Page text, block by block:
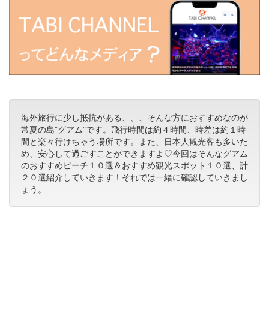
海外旅行に少し抵抗がある、、、そんな方におすすめなのが
常夏の島”グアム”です。飛行時間は約４時間、時差は約１時
間と楽々行けちゃう場所です。また、日本人観光客も多いた
め、安心して過ごすことができますよ♡今回はそんなグアム
のおすすめビーチ１０選＆おすすめ観光スポット１０選、計
２０選紹介していきます！それでは一緒に確認していきまし
ょう。